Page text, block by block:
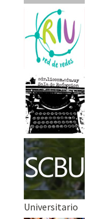
Universitario